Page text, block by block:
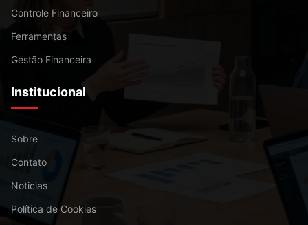
Controle Financeiro
Ferramentas
Gestão Financeira
Institucional
Sobre
Contato
Noticias
Política de Cookies